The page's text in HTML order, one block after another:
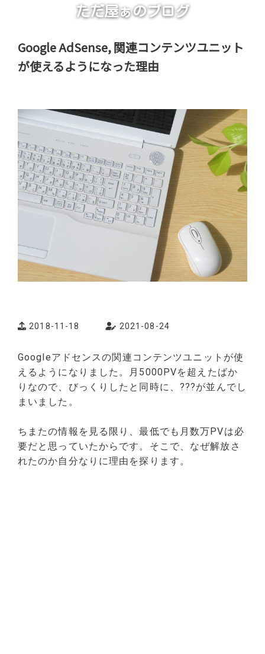
ただ屋ぁのブログ
Google AdSense, 関連コンテンツユニット
が使えるようになった理由
2018-11-18 2021-08-24
Googleアドセンスの関連コンテンツユニットが使
えるようになりました。月5000PVを超えたばか
りなので、びっくりしたと同時に、???が並んでし
まいました。
ちまたの情報を見る限り、最低でも月数万PVは必
要だと思っていたからです。そこで、なぜ解放さ
れたのか自分なりに理由を探ります。